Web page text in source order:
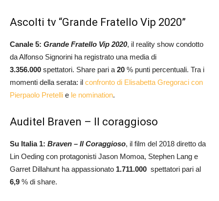
Ascolti tv “Grande Fratello Vip 2020”
Canale 5: Grande Fratello Vip 2020, il reality show condotto
da Alfonso Signorini ha registrato una media di
3.356.000 spettatori. Share pari a 20 % punti percentuali. Tra i
momenti della serata: il confronto di Elisabetta Gregoraci con
Pierpaolo Pretelli e le nomination.
Auditel Braven – Il coraggioso
Su Italia 1: Braven – Il Coraggioso, il film del 2018 diretto da
Lin Oeding con protagonisti Jason Momoa, Stephen Lang e
Garret Dillahunt ha appassionato 1.711.000 spettatori pari al
6,9 % di share.